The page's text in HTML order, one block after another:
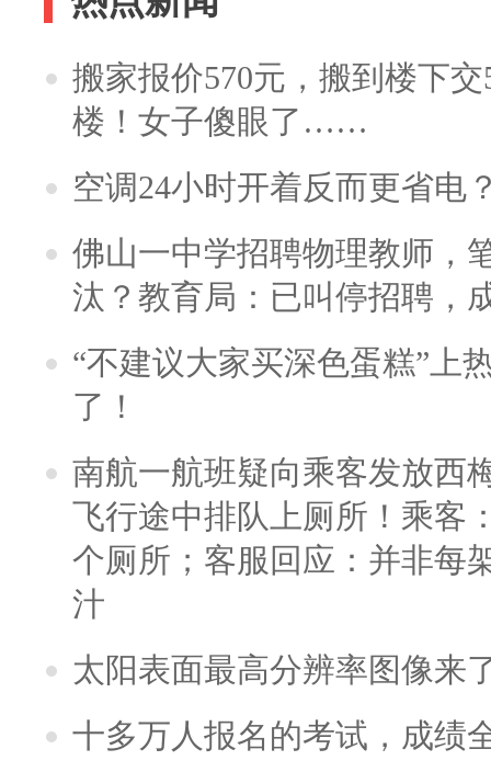
搬家报价570元，搬到楼下
楼！女子傻眼了……
空调24小时开着反而更省电
佛山一中学招聘物理教师，
汰？教育局：已叫停招聘，
“不建议大家买深色蛋糕”上
了！
南航一航班疑向乘客发放西
飞行途中排队上厕所！乘客
个厕所；客服回应：并非每
汁
太阳表面最高分辨率图像来
十多万人报名的考试，成绩